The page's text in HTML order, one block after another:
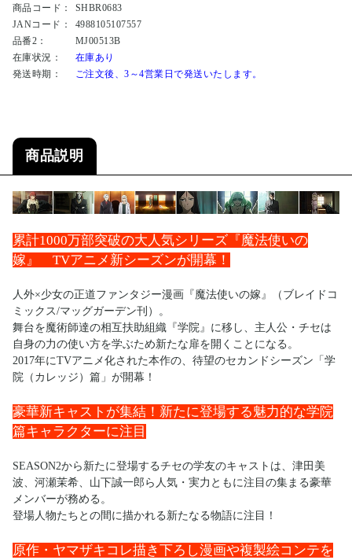
商品コード：
SHBR0683
JANコード：
4988105107557
品番2：
MJ00513B
在庫状況：
在庫あり
発送時期：
ご注文後、3～4営業日で発送いたします。
商品説明
累計1000万部突破の大人気シリーズ『魔法使いの
嫁』 TVアニメ新シーズンが開幕！
人外×少女の正道ファンタジー漫画『魔法使いの嫁』（ブレイドコ
ミックス/マッグガーデン刊）。
舞台を魔術師達の相互扶助組織『学院』に移し、主人公・チセは
自身の力の使い方を学ぶため新たな扉を開くことになる。
2017年にTVアニメ化された本作の、待望のセカンドシーズン「学
院（カレッジ）篇」が開幕！
豪華新キャストが集結！新たに登場する魅力的な学院
篇キャラクターに注目
SEASON2から新たに登場するチセの学友のキャストは、津田美
波、河瀬茉希、山下誠一郎ら人気・実力ともに注目の集まる豪華
メンバーが務める。
登場人物たちとの間に描かれる新たなる物語に注目！
原作・ヤマザキコレ描き下ろし漫画や複製絵コンテを